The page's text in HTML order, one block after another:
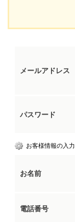
メールアドレス
パスワード
お客様情報の入力
お名前
電話番号